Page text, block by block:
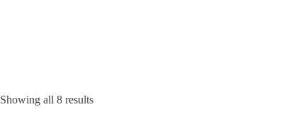
Showing all 8 resultsSorted